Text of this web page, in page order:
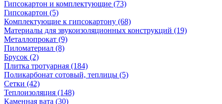
Гипсокартон и комплектующие (73)
Гипсокартон (5)
Комплектующие к гипсокартону (68)
Материалы для звукоизоляционных конструкций (19)
Металлопрокат (9)
Пиломатериал (8)
Брусок (2)
Плитка тротуарная (184)
Поликарбонат сотовый, теплицы (5)
Сетки (42)
Теплоизоляция (148)
Каменная вата (30)